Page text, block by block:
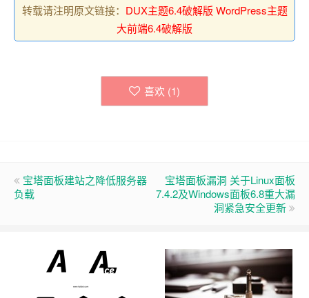
转载请注明原文链接： DUX主题6.4破解版 WordPress主题
大前端6.4破解版
喜欢 (1)
宝塔面板建站之降低服务器
负载
宝塔面板漏洞 关于Linux面板
7.4.2及Windows面板6.8重大漏
洞紧急安全更新